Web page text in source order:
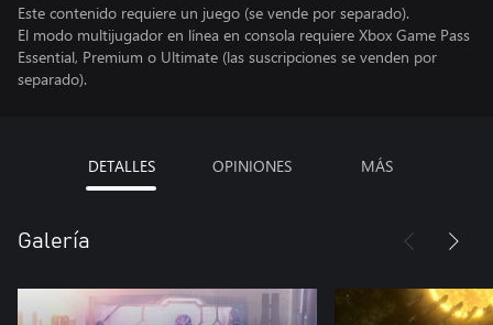
Este contenido requiere un juego (se vende por separado).
El modo multijugador en línea en consola requiere Xbox Game Pass
Essential, Premium o Ultimate (las suscripciones se venden por
separado).
DETALLES OPINIONES MÁS
Galería